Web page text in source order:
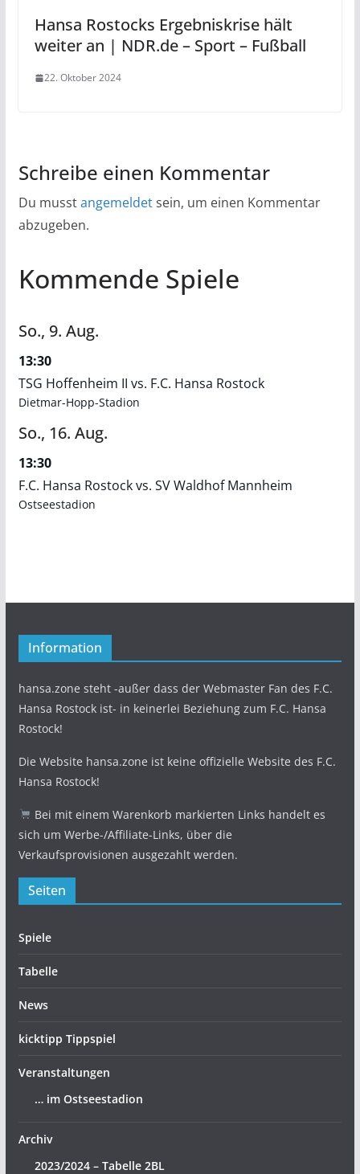
Hansa Rostocks Ergebniskrise hält
weiter an | NDR.de – Sport – Fußball
22. Oktober 2024
Schreibe einen Kommentar
Du musstangemeldetsein, um einen Kommentar
abzugeben.
Kommende Spiele
So., 9. Aug.
13:30
TSG Hoffenheim II vs. F.C. Hansa Rostock
Dietmar-Hopp-Stadion
So., 16. Aug.
13:30
F.C. Hansa Rostock vs. SV Waldhof Mannheim
Ostseestadion
Information
hansa.zone steht -außer dass der Webmaster Fan des F.C.
Hansa Rostock ist- in keinerlei Beziehung zum F.C. Hansa
Rostock!
Die Website hansa.zone ist keine offizielle Website des F.C.
Hansa Rostock!
Bei mit einem Warenkorb markierten Links handelt es
sich um Werbe-/Affiliate-Links, über die
Verkaufsprovisionen ausgezahlt werden.
Seiten
Spiele
Tabelle
News
kicktipp Tippspiel
Veranstaltungen
… im Ostseestadion
Archiv
2023/2024 – Tabelle 2BL